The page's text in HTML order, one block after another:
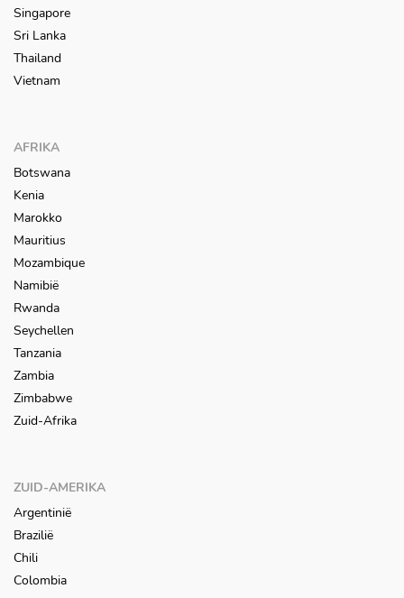
Singapore
Sri Lanka
Thailand
Vietnam
AFRIKA
Botswana
Kenia
Marokko
Mauritius
Mozambique
Namibië
Rwanda
Seychellen
Tanzania
Zambia
Zimbabwe
Zuid-Afrika
ZUID-AMERIKA
Argentinië
Brazilië
Chili
Colombia